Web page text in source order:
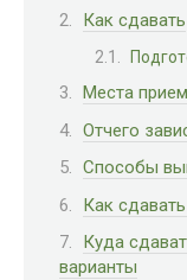
Как сдавать
Места
Отчего
Способы
Как
Куда
варианты